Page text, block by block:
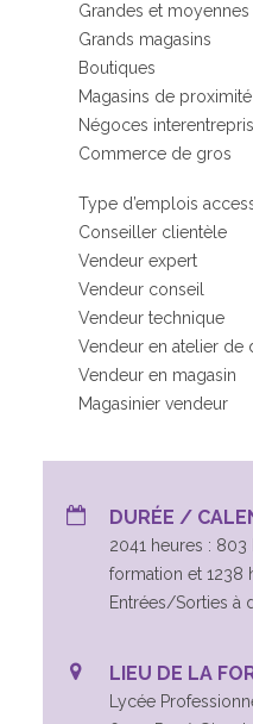
Grandes et
Grands magasins
Boutiques
Magasins de proximité
Négoces
Commerce de gros
Type d’emplois
Conseiller clientèle
Vendeur expert
Vendeur conseil
Vendeur technique
Vendeur en atelier de
Vendeur en magasin
Magasinier vendeur
DURÉE /
2041 heures :
formation et 1238
Entrées/Sorties à
LIEU DE LA
Lycée